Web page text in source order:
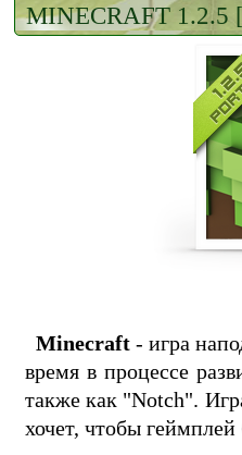
MINECRAFT
Minecraft - игра
время в процессе
также как "Notch".
хочет, чтобы